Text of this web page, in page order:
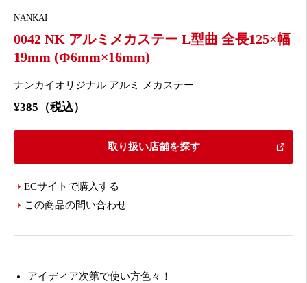
NANKAI
0042 NK アルミメカステー L型曲 全長125×幅
19mm (Φ6mm×16mm)
ナンカイオリジナル アルミ メカステー
¥385（税込）
取り扱い店舗を探す
ECサイトで購入する
この商品の問い合わせ
アイディア次第で使い方色々！